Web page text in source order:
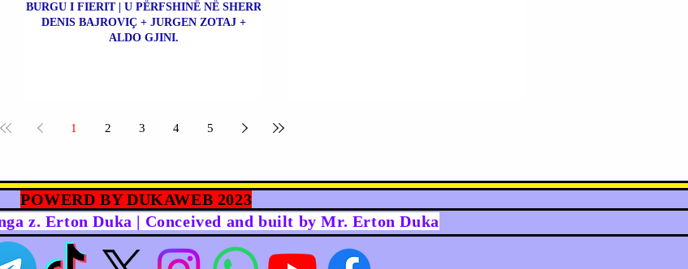
BURGU I FIERIT | U PËRFSHINË NË SHERR
DENIS BAJROVIÇ + JURGEN ZOTAJ +
ALDO GJINI.
1 2 3 4 5
POWERD BY DUKAWEB 2023
z. Erton Duka | Conceived and built by Mr. Erton Duka